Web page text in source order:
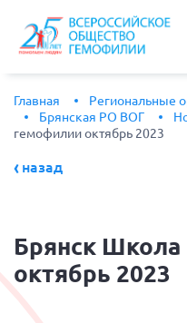
Главная Региональные
Брянская РО ВОГ
гемофилии октябрь 2023
назад
Брянск Школа
октябрь 2023